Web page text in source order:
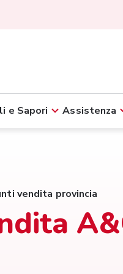
e Sapori Assistenza
vendita provincia